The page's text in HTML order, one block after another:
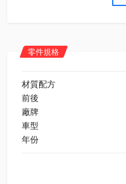
零件規格
材質配方
前後
廠牌
車型
年份